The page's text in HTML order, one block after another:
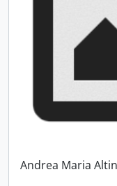
Andrea Maria